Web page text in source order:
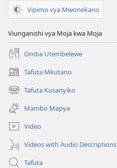
Vipimo vya Mwonekano
Viunganishi vya Moja kwa Moja
Omba Utembelewe
Tafuta Mkutano
(opens
new
window)
Tafuta Kusanyiko
(opens
new
window)
Mambo Mapya
Video
Videos with Audio Descriptions
Tafuta